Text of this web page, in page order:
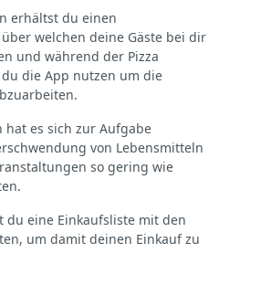
erhältst du einen
welchen deine Gäste bei dir
und während der Pizza
die App nutzen um die
hat es sich zur Aufgabe
von Lebensmitteln
so gering wie
du eine Einkaufsliste mit den
um damit deinen Einkauf zu